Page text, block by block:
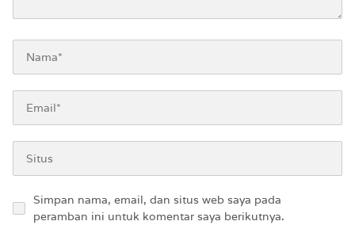
Simpan nama, email, dan situs web saya pada
peramban ini untuk komentar saya berikutnya.